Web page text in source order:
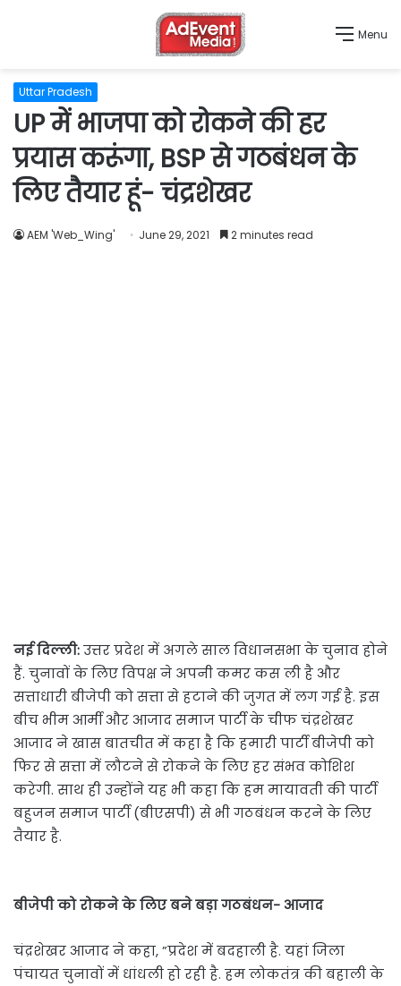
Menu
Uttar Pradesh
UP में भाजपा को रोकने की हर
प्रयास करूंगा, BSP से गठबंधन के
लिए तैयार हूं- चंद्रशेखर
AEM 'Web_Wing' June 29, 2021 2 minutes read
नई दिल्ली:उत्तर प्रदेश में अगले साल विधानसभा के चुनाव होने
हैं. चुनावों के लिए विपक्ष ने अपनी कमर कस ली है और
सत्ताधारी बीजेपी को सत्ता से हटाने की जुगत में लग गई है. इस
बीच भीम आर्मी और आजाद समाज पार्टी के चीफ चंद्रशेखर
आजाद ने खास बातचीत में कहा है कि हमारी पार्टी बीजेपी को
फिर से सत्ता में लौटने से रोकने के लिए हर संभव कोशिश
करेगी. साथ ही उन्होंने यह भी कहा कि हम मायावती की पार्टी
बहुजन समाज पार्टी (बीएसपी) से भी गठबंधन करने के लिए
तैयार है.
बीजेपी को रोकने के लिए बने बड़ा गठबंधन- आजाद
चंद्रशेखर आजाद ने कहा, ”प्रदेश में बदहाली है. यहां जिला
पंचायत चुनावों में धांधली हो रही है. हम लोकतंत्र की बहाली के